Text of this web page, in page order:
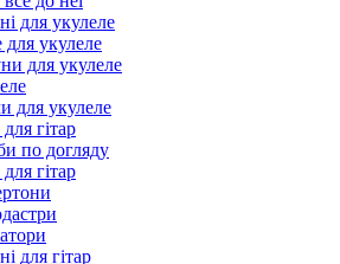
для укулеле
для укулеле
для укулеле
для укулеле
гітар
по догляду
гітар
для гітар